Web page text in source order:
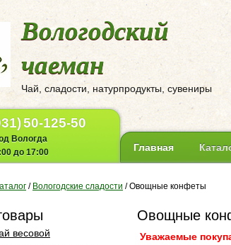
Вологодский
чаеман
Чай, сладости, натурпродукты, сувениры
50-125-50
Вологда
до 17:00
Главная
/ Вологодские сладости / Овощные конфеты
весовой
Овощные
Уважаемые